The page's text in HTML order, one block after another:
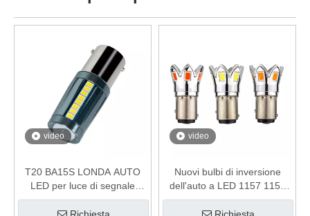
video
T20 BA15S LONDA AUTO
LED per luce di segnale
inversa/girazione
video
Nuovi bulbi di inversione
dell'auto a LED 1157 1156
con luminescenza a doppia
lato